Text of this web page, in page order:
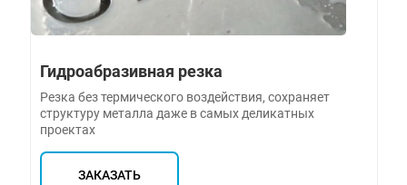
Гидроабразивная резка
Резка без термического воздействия, сохраняет
структуру металла даже в самых деликатных
проектах
ЗАКАЗАТЬ